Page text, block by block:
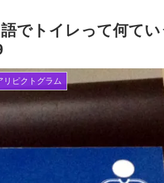
語でトイレって何て
ピクトグラム